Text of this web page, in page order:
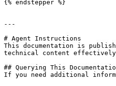
{% endstepper %}
---
# Agent Instructions
This documentation is
technical content
## Querying This
If you need additional